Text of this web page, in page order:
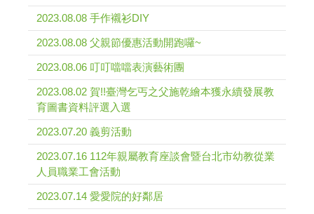
2023.08.08 手作襯衫DIY
2023.08.08 父親節優惠活動開跑囉~
2023.08.06 叮叮噹噹表演藝術團
2023.08.02 賀!!臺灣乞丐之父施乾繪本獲永續發展教
育圖書資料評選入選
2023.07.20 義剪活動
2023.07.16 112年親屬教育座談會暨台北市幼教從業
人員職業工會活動
2023.07.14 愛愛院的好鄰居